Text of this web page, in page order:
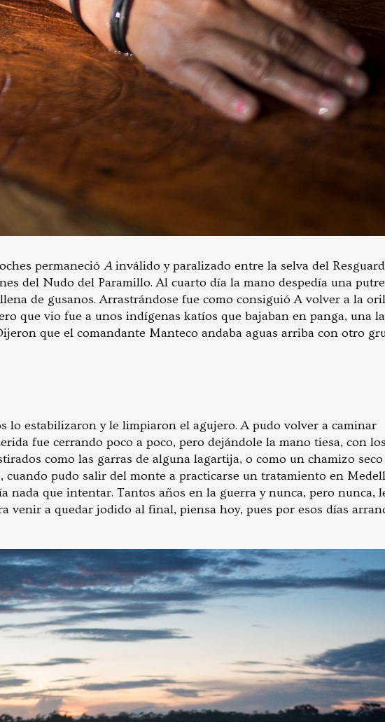
permaneció Ainválido y paralizado entre la selva del
del Nudo del Paramillo. Al cuarto día la mano despedía una
de gusanos. Arrastrándose fue como consiguió A volver a la
que vio fue a unos indígenas katíos que bajaban en panga, una
que el comandante Manteco andaba aguas arriba con otro
lo estabilizaron y le limpiaron el agujero. A pudo volver a caminar
fue cerrando poco a poco, pero dejándole la mano tiesa, con
como las garras de alguna lagartija, o como un chamizo seco
cuando pudo salir del monte a practicarse un tratamiento en
nada que intentar. Tantos años en la guerra y nunca, pero nunca,
venir a quedar jodido al final, piensa hoy, pues por esos días